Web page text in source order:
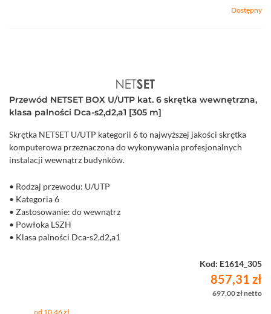
Dostępny
Przewód NETSET BOX U/UTP kat. 6 skrętka wewnętrzna,
klasa palności Dca-s2,d2,a1 [305 m]
Skrętka NETSET U/UTP kategorii 6 to najwyższej jakości skrętka
komputerowa przeznaczona do wykonywania profesjonalnych
instalacji wewnątrz budynków.
• Rodzaj przewodu: U/UTP
• Kategoria 6
• Zastosowanie: do wewnątrz
• Powłoka LSZH
• Klasa palności Dca-s2,d2,a1
Kod: E1614_305
857,31 zł
697,00 zł netto
od 10,46 zł